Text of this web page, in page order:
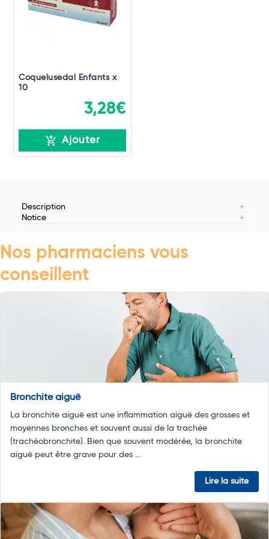
Coquelusedal Enfants x
10
3,28€
Ajouter
Description
Notice
Nos pharmaciens vous
conseillent
Bronchite aiguë
La bronchite aiguë est une inflammation aiguë des grosses et
moyennes bronches et souvent aussi de la trachée
(trachéobronchite). Bien que souvent modérée, la bronchite
aiguë peut être grave pour des ...
Lire la suite